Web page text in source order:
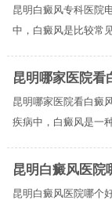
昆明白癜风专科医院
中，白癜风是比较常
昆明哪家医院看
昆明哪家医院看白癜
疾病中，白癜风是一
昆明白癜风医院
昆明白癜风医院哪个